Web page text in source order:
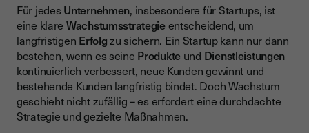
Organisches vs. anorganisches Wachstum
Die wichtigsten Wachstums-KPIs
Produkt-Markt-Fit als Grundlage für Erfolg
Kundenakquise: Die wichtigste Wachstumsstrategie für
Startups
Kundenbindung: Der Schlüssel zum langfristigen Erfolg
Für jedes Unternehmen, insbesondere für Startups, ist
eine klare Wachstumsstrategieentscheidend, um
langfristigen Erfolgzu sichern. Ein Startup kann nur dann
bestehen, wenn es seine Produkte und Dienstleistungen
kontinuierlich verbessert, neue Kunden gewinnt und
bestehende Kunden langfristig bindet. Doch Wachstum
geschieht nicht zufällig – es erfordert eine durchdachte
Strategie und gezielte Maßnahmen.